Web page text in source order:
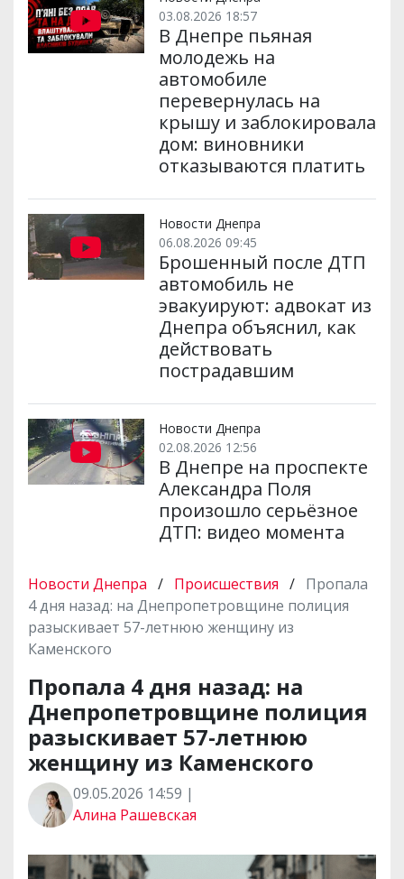
03.08.2026 18:57
В Днепре пьяная
молодежь на
автомобиле
перевернулась на
крышу и заблокировала
дом: виновники
отказываются платить
Новости Днепра
06.08.2026 09:45
Брошенный после ДТП
автомобиль не
эвакуируют: адвокат из
Днепра объяснил, как
действовать
пострадавшим
Новости Днепра
02.08.2026 12:56
В Днепре на проспекте
Александра Поля
произошло серьёзное
ДТП: видео момента
Новости Днепра / Происшествия / Пропала
4 дня назад: на Днепропетровщине полиция
разыскивает 57-летнюю женщину из
Каменского
Пропала 4 дня назад: на
Днепропетровщине полиция
разыскивает 57-летнюю
женщину из Каменского
09.05.2026 14:59 |
Алина Рашевская